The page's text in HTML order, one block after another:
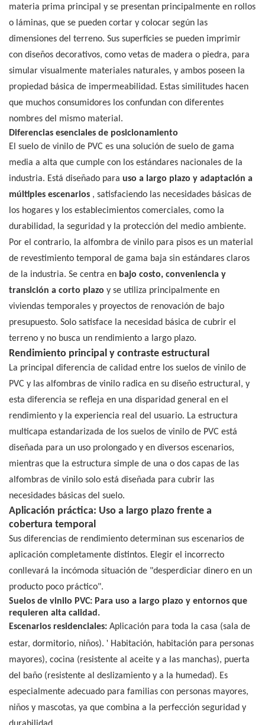
materia prima principal y se presentan principalmente en rollos
o láminas, que se pueden cortar y colocar según las
dimensiones del terreno. Sus superficies se pueden imprimir
con diseños decorativos, como vetas de madera o piedra, para
simular visualmente materiales naturales, y ambos poseen la
propiedad básica de impermeabilidad. Estas similitudes hacen
que muchos consumidores los confundan con diferentes
nombres del mismo material.
Diferencias esenciales de posicionamiento
El suelo de vinilo de PVC es una solución de suelo de gama
media a alta que cumple con los estándares nacionales de la
industria. Está diseñado para uso a largo plazo y adaptación a
múltiples escenarios , satisfaciendo las necesidades básicas de
los hogares y los establecimientos comerciales, como la
durabilidad, la seguridad y la protección del medio ambiente.
Por el contrario, la alfombra de vinilo para pisos es un material
de revestimiento temporal de gama baja sin estándares claros
de la industria. Se centra en bajo costo, conveniencia y
transición a corto plazo y se utiliza principalmente en
viviendas temporales y proyectos de renovación de bajo
presupuesto. Solo satisface la necesidad básica de cubrir el
terreno y no busca un rendimiento a largo plazo.
Rendimiento principal y contraste estructural
La principal diferencia de calidad entre los suelos de vinilo de
PVC y las alfombras de vinilo radica en su diseño estructural, y
esta diferencia se refleja en una disparidad general en el
rendimiento y la experiencia real del usuario. La estructura
multicapa estandarizada de los suelos de vinilo de PVC está
diseñada para un uso prolongado y en diversos escenarios,
mientras que la estructura simple de una o dos capas de las
alfombras de vinilo solo está diseñada para cubrir las
necesidades básicas del suelo.
Aplicación práctica: Uso a largo plazo frente a
cobertura temporal
Sus diferencias de rendimiento determinan sus escenarios de
aplicación completamente distintos. Elegir el incorrecto
conllevará la incómoda situación de "desperdiciar dinero en un
producto poco práctico".
Suelos de vinilo PVC: Para uso a largo plazo y entornos que
requieren alta calidad.
Escenarios residenciales: Aplicación para toda la casa (sala de
estar, dormitorio, niños). ' Habitación, habitación para personas
mayores), cocina (resistente al aceite y a las manchas), puerta
del baño (resistente al deslizamiento y a la humedad). Es
especialmente adecuado para familias con personas mayores,
niños y mascotas, ya que combina a la perfección seguridad y